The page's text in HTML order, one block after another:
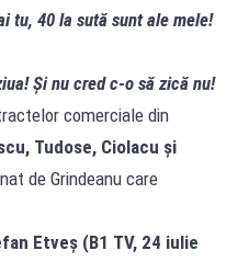
tu, 40 la sută sunt ale mele!
Și nu cred c-o să zică nu!
comerciale din
Tudose, Ciolacu și
de Grindeanu care
Etveș (B1 TV, 24 iulie